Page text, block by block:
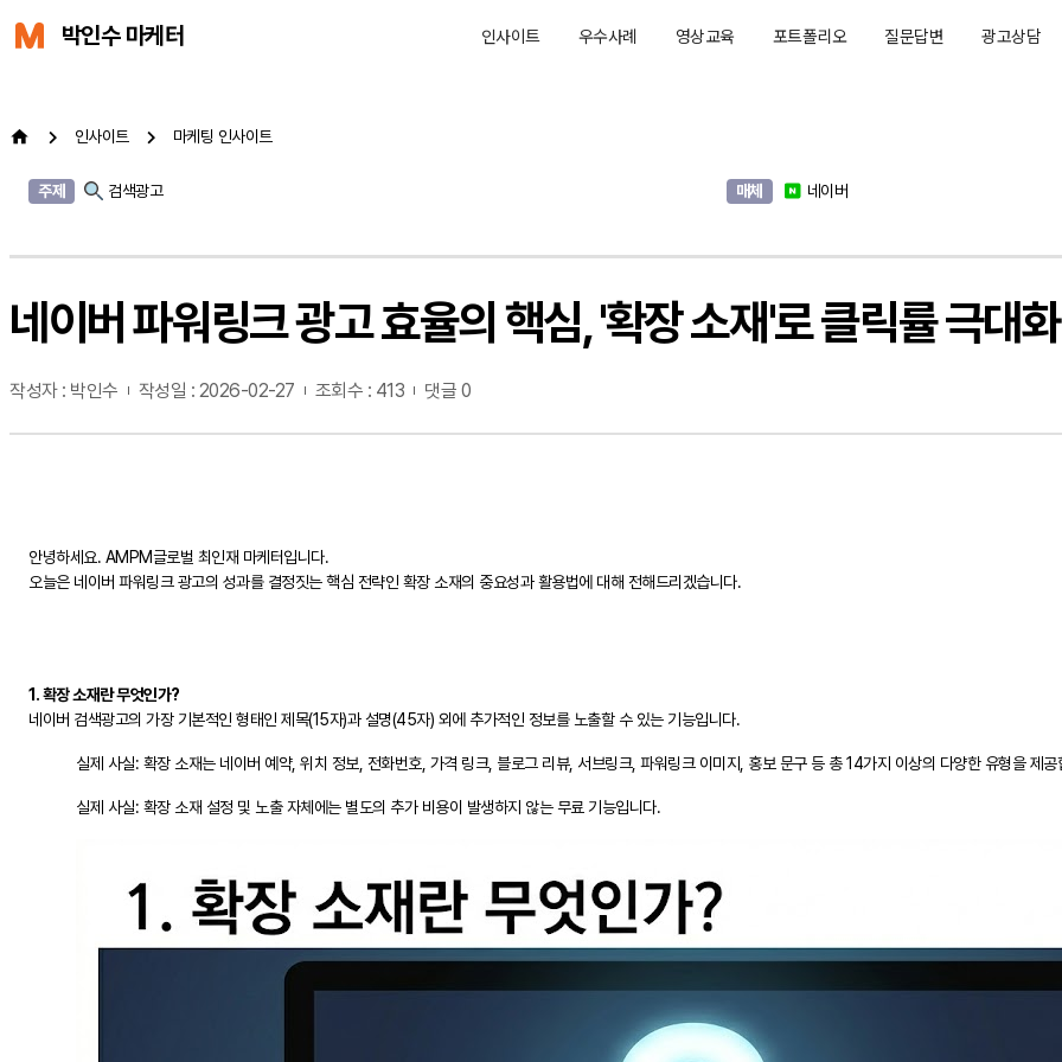
박인수 마케터 인사이트 우수사례 영상교육 포트폴리오 질문답변 광고상담
인사이트 마케팅 인사이트
주제 검색광고 매체 네이버
네이버 파워링크 광고 효율의 핵심, '확장 소재'로 클릭률 극대
작성자 : 박인수 작성일 : 2026-02-27 조회수 : 413 댓글 0
안녕하세요. AMPM글로벌 최인재 마케터입니다.
오늘은 네이버 파워링크 광고의 성과를 결정짓는 핵심 전략인 확장 소재의 중요성과 활용법에 대해 전해드리겠습니다.
1. 확장 소재란 무엇인가?
네이버 검색광고의 가장 기본적인 형태인 제목(15자)과 설명(45자) 외에 추가적인 정보를 노출할 수 있는 기능입니다.
실제 사실: 확장 소재는 네이버 예약, 위치 정보, 전화번호, 가격 링크, 블로그 리뷰, 서브링크, 파워링크 이미지, 홍보 문구 등 총 14가지 이상의 다양한 유형을 제공
실제 사실: 확장 소재 설정 및 노출 자체에는 별도의 추가 비용이 발생하지 않는 무료 기능입니다.